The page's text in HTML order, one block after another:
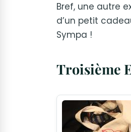
Bref, une autre
d’un petit
Sympa !
Troisième